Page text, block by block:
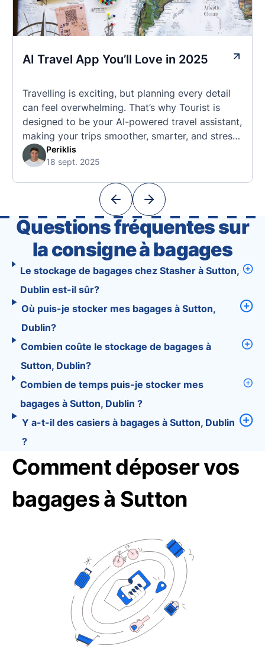
AI Travel App You’ll Love in 2025
Travelling is exciting, but planning every detail
can feel overwhelming. That’s why Tourist is
designed to be your AI-powered travel assistant,
making your trips smoother, smarter, and stress-
free. 🧭 What Makes the Tourist App Unique?
Unlike standard travel apps, Tourist combines
With Tourist, your trip planning becomes as
Periklis
18 sept. 2025
Questions fréquentes sur
la consigne à bagages
Le stockage de bagages chez Stasher à Sutton,
Dublin est-il sûr?
Où puis-je stocker mes bagages à Sutton,
Dublin?
Combien coûte le stockage de bagages à
Sutton, Dublin?
Combien de temps puis-je stocker mes
bagages à Sutton, Dublin ?
Y a-t-il des casiers à bagages à Sutton, Dublin
?
Comment déposer vos
bagages à Sutton